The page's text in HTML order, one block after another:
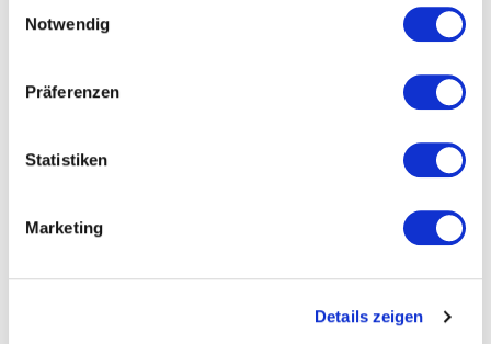
Notwendig
Präferenzen
Statistiken
Marketing
Details zeigen
Thema unseres Mentorings.
für sich fünf Termine blockiert, in denen
aber auch wirtschaftliche Themen und Coaching
Platz fanden. Zwischen den Terminen lag immer
“Das war auch gut, denn davor hatten wir relativ
getan, damit ich es für mich festigen konnte und